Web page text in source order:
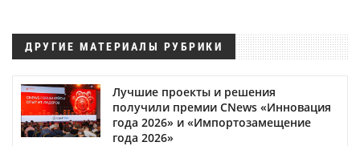
ДРУГИЕ МАТЕРИАЛЫ РУБРИКИ
Лучшие проекты и решения
получили премии CNews «Инновация
года 2026» и «Импортозамещение
года 2026»